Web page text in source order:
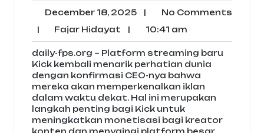
December 18, 2025December
2025
| No CommentsNo
| Fajar Hidayat Fajar
Hidayat
| 10:41 am10:41
am
daily-fps.org – Platform streaming baru
Kick kembali menarik perhatian dunia
dengan konfirmasi CEO-nya bahwa
mereka akan memperkenalkan iklan
dalam waktu dekat. Hal ini merupakan
langkah penting bagi Kick untuk
meningkatkan monetisasi bagi kreator